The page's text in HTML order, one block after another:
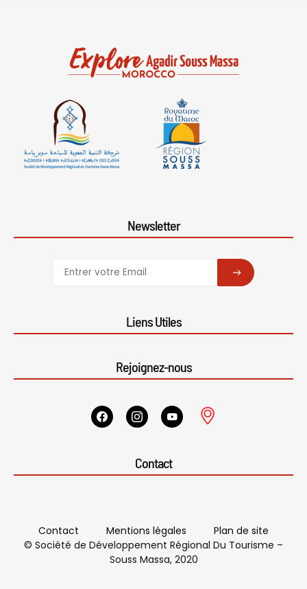
Newsletter
SUBSCRIBE
Liens Utiles
Rejoignez-nous
Contact
Contact Mentions légales
Plan de site
© Société de Développement Régional Du Tourisme –
Souss Massa, 2020